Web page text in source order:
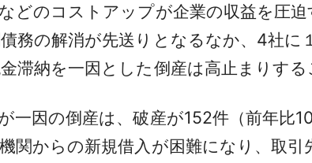
どのコストアップが企業の収益を圧
務の解消が先送りとなるなか、4社に
滞納を一因とした倒産は高止まりする
一因の倒産は、破産が152件（前年比
関からの新規借入が困難になり、取